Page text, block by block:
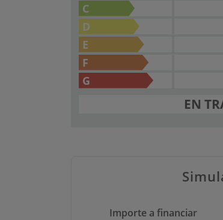
C
D
E
F
G
EN
Importe a financiar